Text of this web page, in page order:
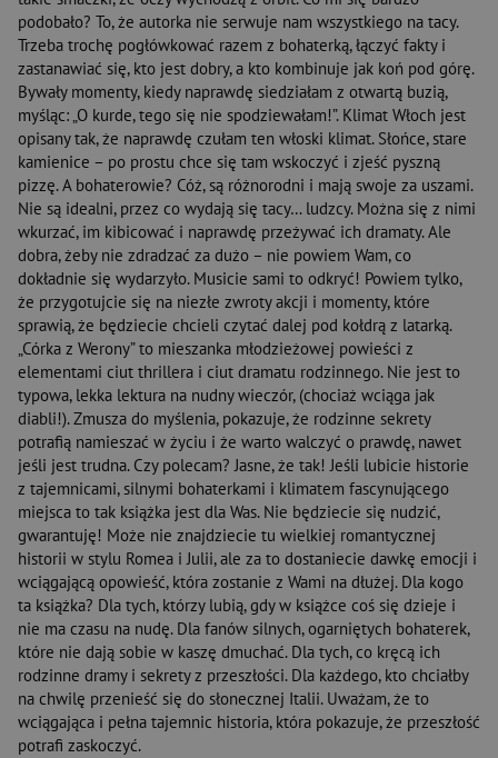
podobało? To, że autorka nie serwuje nam wszystkiego na tacy.
Trzeba trochę pogłówkować razem z bohaterką, łączyć fakty i
zastanawiać się, kto jest dobry, a kto kombinuje jak koń pod górę.
Bywały momenty, kiedy naprawdę siedziałam z otwartą buzią,
myśląc: „O kurde, tego się nie spodziewałam!”. Klimat Włoch jest
opisany tak, że naprawdę czułam ten włoski klimat. Słońce, stare
kamienice – po prostu chce się tam wskoczyć i zjeść pyszną
pizzę. A bohaterowie? Cóż, są różnorodni i mają swoje za uszami.
Nie są idealni, przez co wydają się tacy… ludzcy. Można się z nimi
wkurzać, im kibicować i naprawdę przeżywać ich dramaty. Ale
dobra, żeby nie zdradzać za dużo – nie powiem Wam, co
dokładnie się wydarzyło. Musicie sami to odkryć! Powiem tylko,
że przygotujcie się na niezłe zwroty akcji i momenty, które
sprawią, że będziecie chcieli czytać dalej pod kołdrą z latarką.
„Córka z Werony” to mieszanka młodzieżowej powieści z
elementami ciut thrillera i ciut dramatu rodzinnego. Nie jest to
typowa, lekka lektura na nudny wieczór, (chociaż wciąga jak
diabli!). Zmusza do myślenia, pokazuje, że rodzinne sekrety
potrafią namieszać w życiu i że warto walczyć o prawdę, nawet
jeśli jest trudna. Czy polecam? Jasne, że tak! Jeśli lubicie historie
z tajemnicami, silnymi bohaterkami i klimatem fascynującego
miejsca to tak książka jest dla Was. Nie będziecie się nudzić,
gwarantuję! Może nie znajdziecie tu wielkiej romantycznej
historii w stylu Romea i Julii, ale za to dostaniecie dawkę emocji i
wciągającą opowieść, która zostanie z Wami na dłużej. Dla kogo
ta książka? Dla tych, którzy lubią, gdy w książce coś się dzieje i
nie ma czasu na nudę. Dla fanów silnych, ogarniętych bohaterek,
które nie dają sobie w kaszę dmuchać. Dla tych, co kręcą ich
rodzinne dramy i sekrety z przeszłości. Dla każdego, kto chciałby
na chwilę przenieść się do słonecznej Italii. Uważam, że to
wciągająca i pełna tajemnic historia, która pokazuje, że przeszłość
potrafi zaskoczyć.